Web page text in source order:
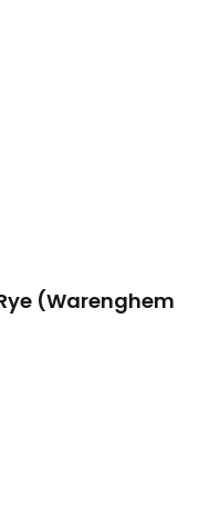
(Warenghem